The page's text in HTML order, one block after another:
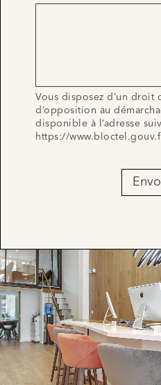
Vous disposez d’un droit
d’opposition au
disponible à l’adresse
https://